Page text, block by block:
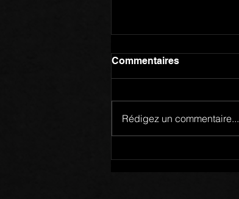
Commentaires
Rédigez un commentaire...